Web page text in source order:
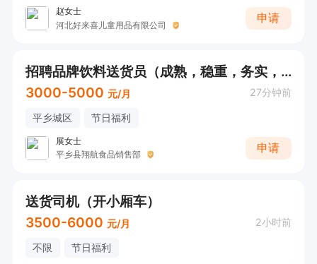
赵女士
河北好来喜儿童用品有限公司
申请
招聘品牌饮料送货员（成熟，稳重，务实，长期，未成年勿扰）
3000-5000 元/月 27分钟前
平乡城区 节日福利
展女士
平乡县翔航食品销售部
申请
送货司机（开小厢车）
3500-6000 元/月 2小时前
不限 节日福利